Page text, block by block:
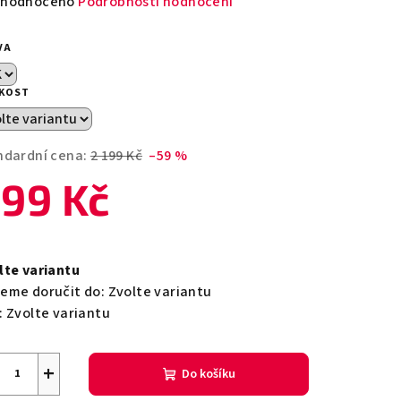
cena: 2 199 Kč –59 %
Kč
variantu
doručit do: Zvolte variantu
Zvolte variantu
+ Do košíku